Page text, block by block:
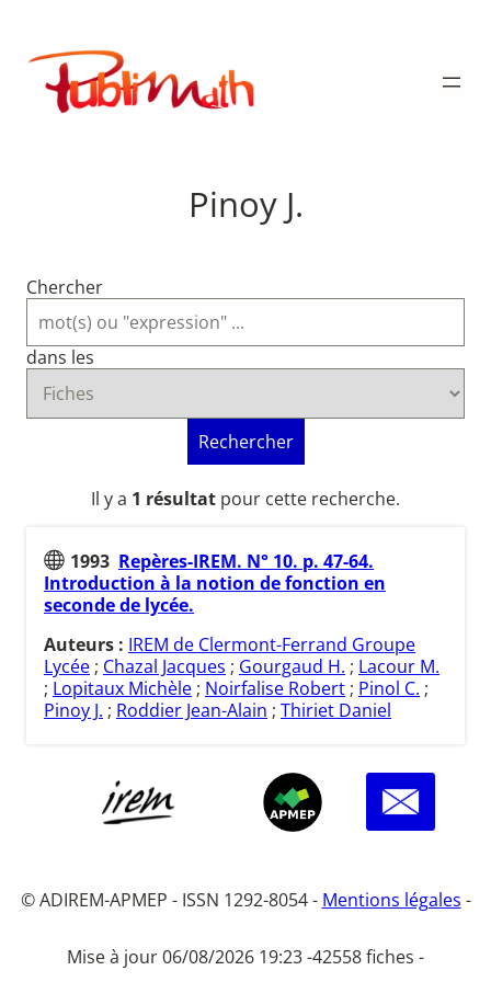
contenu
Publimath
Pinoy J.
Chercher
dans les
Rechercher
Il y a 1 résultat pour cette recherche.
1993 Repères-IREM. N° 10. p. 47-64.
Introduction à la notion de fonction en
seconde de lycée.
Auteurs : IREM de Clermont-Ferrand Groupe
Lycée ; Chazal Jacques ; Gourgaud H. ; Lacour M.
; Lopitaux Michèle ; Noirfalise Robert ; Pinol C. ;
Pinoy J. ; Roddier Jean-Alain ; Thiriet Daniel
© ADIREM-APMEP - ISSN 1292-8054 - Mentions légales -
Mise à jour 06/08/2026 19:23 -42558 fiches -